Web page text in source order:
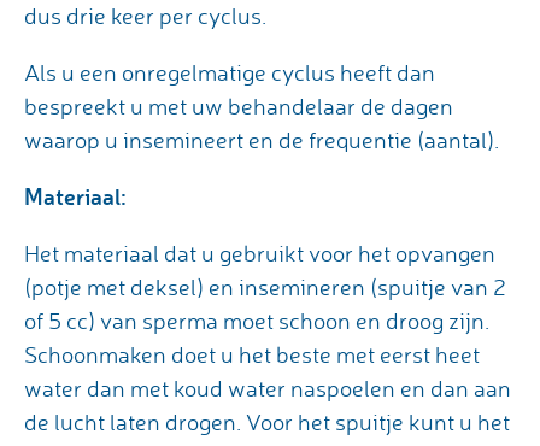
dus drie keer per cyclus.
Als u een onregelmatige cyclus heeft dan
bespreekt u met uw behandelaar de dagen
waarop u insemineert en de frequentie (aantal).
Materiaal:
Het materiaal dat u gebruikt voor het opvangen
(potje met deksel) en insemineren (spuitje van 2
of 5 cc) van sperma moet schoon en droog zijn.
Schoonmaken doet u het beste met eerst heet
water dan met koud water naspoelen en dan aan
de lucht laten drogen. Voor het spuitje kunt u het